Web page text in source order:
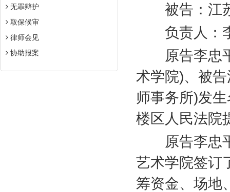
无罪辩护
取保候审
律师会见
协助报案
被告：江苏
负责人：李
原告李忠平
术学院)、被
师事务所)发
楼区人民法院
原告李忠
艺术学院签订
筹资金、场地